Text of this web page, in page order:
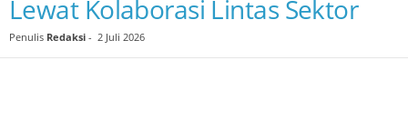
Lewat Kolaborasi Lintas Sektor
Penulis Redaksi - 2 Juli 2026